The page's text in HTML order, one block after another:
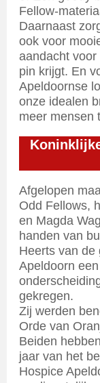
Fellow-
Daarnaast
ook voor
aandacht
pin krijgt. En
Apeldoornse
onze idealen
meer mensen
Afgelopen
Odd Fellows,
en Magda
handen van
Heerts van de
Apeldoorn
gekregen.
Zij werden
Orde van
Beiden
jaar van het
Hospice